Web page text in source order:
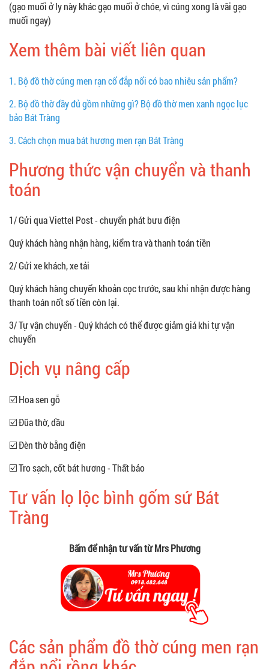
(gạo muối ở ly này khác gạo muối ở chóe, vì cúng xong là vãi gạo
muối ngay)
Xem thêm bài viết liên quan
1. Bộ đồ thờ cúng men rạn cổ đắp nổi có bao nhiêu sản phẩm?
2. Bộ đồ thờ đầy đủ gồm những gì? Bộ đồ thờ men xanh ngọc lục
bảo Bát Tràng
3.Cách chọn mua bát hương men rạn Bát Tràng
Phương thức vận chuyển và thanh
toán
1/ Gửi qua Viettel Post - chuyển phát bưu điện
Quý khách hàng nhận hàng, kiểm tra và thanh toán tiền
2/ Gửi xe khách, xe tải
Quý khách hàng chuyển khoản cọc trước, sau khi nhận được hàng
thanh toán nốt số tiền còn lại.
3/ Tự vận chuyển - Quý khách có thể được giảm giá khi tự vận
chuyển
Dịch vụ nâng cấp
☑️ Hoa sen gỗ
☑️ Đũa thờ, dầu
☑️ Đèn thờ bằng điện
☑️ Tro sạch, cốt bát hương - Thất bảo
Tư vấn lọ lộc bình gốm sứ Bát
Tràng
Bấm để nhận tư vấn từ Mrs Phương
Các sản phẩm đồ thờ cúng men rạn